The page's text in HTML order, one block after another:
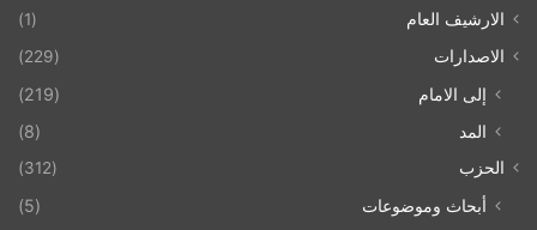
الارشيف العام
(1)
الاصدارات
(229)
إلى الامام
(219)
المد
(8)
الحزب (312)
أبحاث وموضوعات
(5)